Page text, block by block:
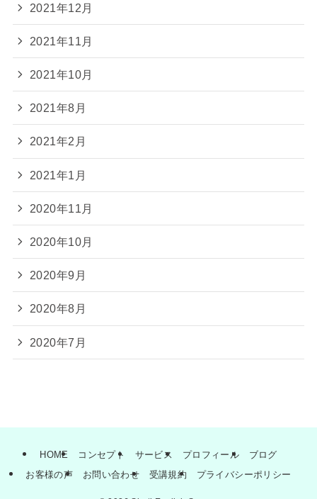
2021年12月
2021年11月
2021年10月
2021年8月
2021年2月
2021年1月
2020年11月
2020年10月
2020年9月
2020年8月
2020年7月
HOME コンセプト サービス プロフィール
ブログ
お客様の声
お問い合わせ 受講規約 プライバシーポリシー